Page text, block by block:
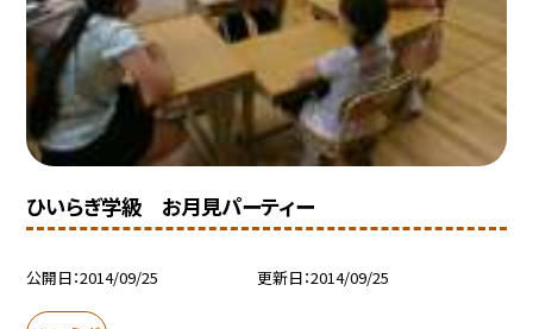
ひいらぎ学級 お月見パーティー
公開日 2014/09/25 更新日 2014/09/25